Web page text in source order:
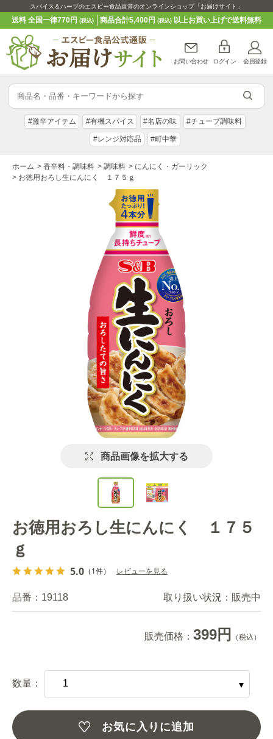
スパイス＆ハーブのエスビー食品直営のオンラインショップ「お届けサイト」
送料 全国一律770円(税込) 商品合計5,400円 (税込)以上お買い上げで送料無料
お問い合わせ ログイン 会員登録
#激辛アイテム #有機スパイス #名店の味 #チューブ調味料
#レンジ対応品 #町中華
ホーム > 香辛料・調味料 > 調味料 > にんにく・ガーリック
> お徳用おろし生にんにく １７５ｇ
商品画像を拡大する
お徳用おろし生にんにく １７５
ｇ
5.0 （1件） レビューを見る
品番： 19118 取り扱い状況： 販売中
販売価格： 399円 （税込）
数量：
お気に入りに追加